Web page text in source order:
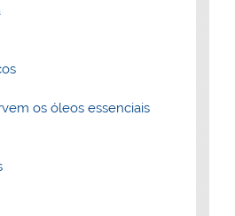
os óleos essenciais